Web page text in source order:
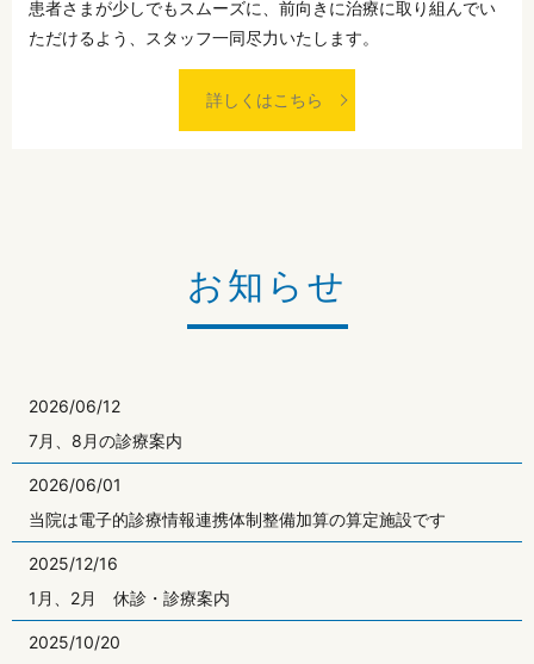
患者さまが少しでもスムーズに、前向きに治療に取り組んでい
ただけるよう、スタッフ一同尽力いたします。
詳しくはこちら
お知らせ
2026/06/12
7月、8月の診療案内
2026/06/01
当院は電子的診療情報連携体制整備加算の算定施設です
2025/12/16
1月、2月 休診・診療案内
2025/10/20